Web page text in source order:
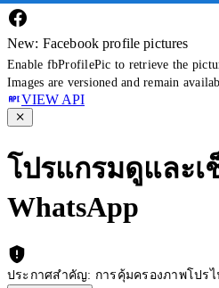
New: Facebook profile pictures
Enable fbProfilePic to retrieve the
Images are versioned and remain
VIEW API
โปรแกรมดูและเ
WhatsApp
ประกาศสำคัญ: การคุ้มครองภาพโปรไ